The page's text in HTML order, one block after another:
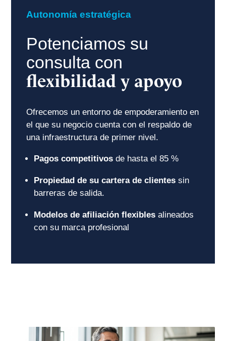
Autonomía estratégica
Potenciamos su
consulta con
flexibilidad y apoyo
Ofrecemos un entorno de empoderamiento en
el que su negocio cuenta con el respaldo de
una infraestructura de primer nivel.
Pagos competitivos de hasta el 85 %
Propiedad de su cartera de clientes sin
barreras de salida.
Modelos de afiliación flexibles alineados
con su marca profesional